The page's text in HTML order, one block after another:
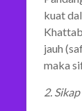
kuat
jauh
maka
2.